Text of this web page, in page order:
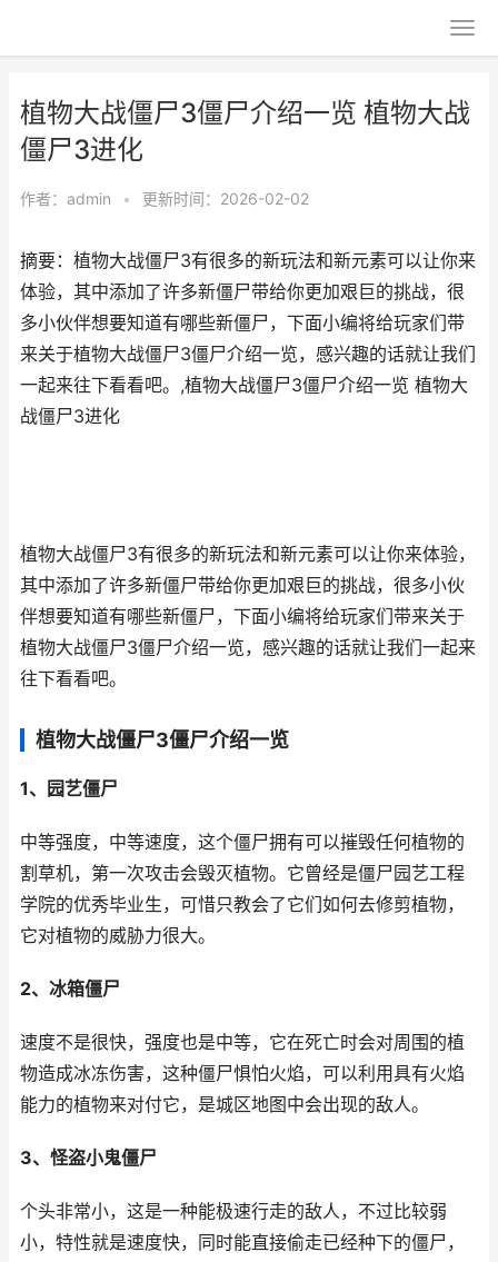
植物大战僵尸3僵尸介绍一览 植物大战
僵尸3进化
作者： admin • 更新时间：2026-02-02
摘要：植物大战僵尸3有很多的新玩法和新元素可以让你来
体验，其中添加了许多新僵尸带给你更加艰巨的挑战，很
多小伙伴想要知道有哪些新僵尸，下面小编将给玩家们带
来关于植物大战僵尸3僵尸介绍一览，感兴趣的话就让我们
一起来往下看看吧。,植物大战僵尸3僵尸介绍一览 植物大
战僵尸3进化
植物大战僵尸3有很多的新玩法和新元素可以让你来体验，
其中添加了许多新僵尸带给你更加艰巨的挑战，很多小伙
伴想要知道有哪些新僵尸，下面小编将给玩家们带来关于
植物大战僵尸3僵尸介绍一览，感兴趣的话就让我们一起来
往下看看吧。
植物大战僵尸3僵尸介绍一览
1、园艺僵尸
中等强度，中等速度，这个僵尸拥有可以摧毁任何植物的
割草机，第一次攻击会毁灭植物。它曾经是僵尸园艺工程
学院的优秀毕业生，可惜只教会了它们如何去修剪植物，
它对植物的威胁力很大。
2、冰箱僵尸
速度不是很快，强度也是中等，它在死亡时会对周围的植
物造成冰冻伤害，这种僵尸惧怕火焰，可以利用具有火焰
能力的植物来对付它，是城区地图中会出现的敌人。
3、怪盗小鬼僵尸
个头非常小，这是一种能极速行走的敌人，不过比较弱
小，特性就是速度快，同时能直接偷走已经种下的僵尸，